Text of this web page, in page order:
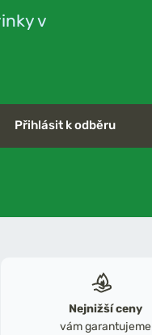
v
Přihlásit k odběru
Nejnižší ceny
vám garantujeme